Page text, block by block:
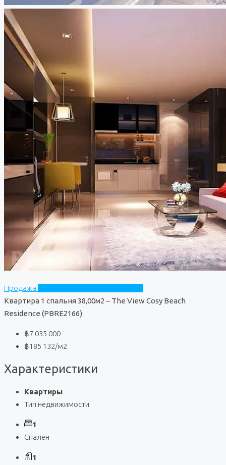
Продажа
Квартира 1 спальня 38,00м2 – The View Cosy Beach
Residence (PBRE2166)
฿7 035 000
฿185 132/м2
Характеристики
Квартиры
Тип недвижимости
1
Спален
1